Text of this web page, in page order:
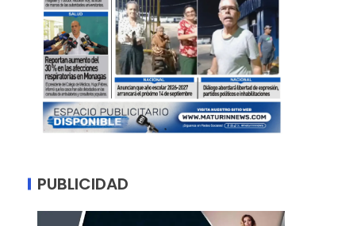
PUBLICIDAD